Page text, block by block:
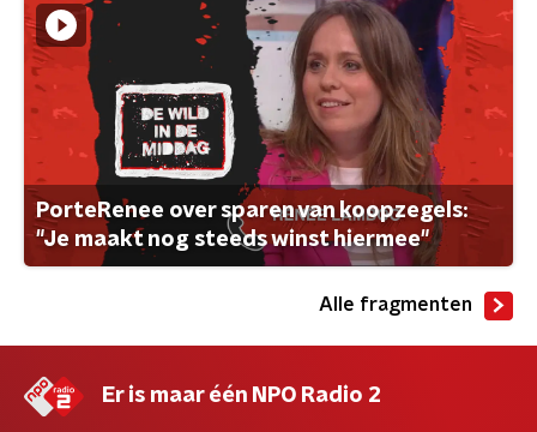
PorteRenee over sparen van koopzegels:
"Je maakt nog steeds winst hiermee"
Alle fragmenten
Er is maar één NPO Radio 2